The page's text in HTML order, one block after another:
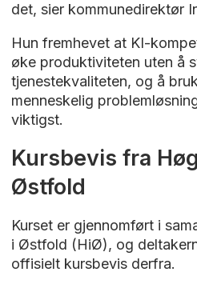
det, sier kommunedirektør
Hun fremhevet at KI-
øke produktiviteten uten å
tjenestekvaliteten, og å
menneskelig
viktigst.
Kursbevis fra
Østfold
Kurset er gjennomført i
i Østfold (HiØ), og
offisielt kursbevis derfra.